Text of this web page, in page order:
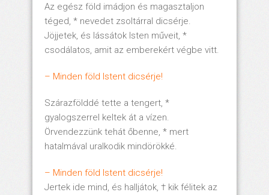
Az egész föld imádjon és magasztaljon
téged, * nevedet zsoltárral dicsérje.
Jöjjetek, és lássátok Isten műveit, *
csodálatos, amit az emberekért végbe vitt.
– Minden föld Istent dicsérje!
Szárazfölddé tette a tengert, *
gyalogszerrel keltek át a vízen.
Örvendezzünk tehát őbenne, * mert
hatalmával uralkodik mindörökké.
– Minden föld Istent dicsérje!
Jertek ide mind, és halljátok, † kik félitek az